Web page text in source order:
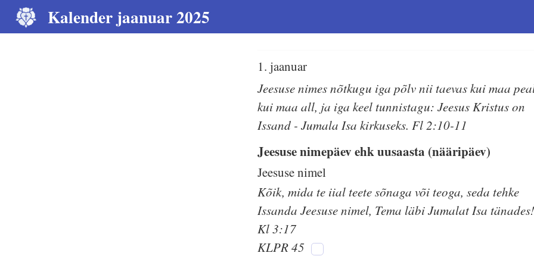
Kalender jaanuar 2025
1. jaanuar
Jeesuse nimes nõtkugu iga põlv nii taevas kui maa
kui maa all, ja iga keel tunnistagu: Jeesus Kristus on
Issand - Jumala Isa kirkuseks. Fl 2:10-11
Jeesuse nimepäev ehk uusaasta (nääripäev)
Jeesuse nimel
Kõik, mida te iial teete sõnaga või teoga, seda tehke
Issanda Jeesuse nimel, Tema läbi Jumalat Isa tänades!
Kl 3:17
KLPR 45